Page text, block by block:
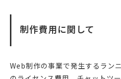
制作費用に関して
Web制作の事業で発生するラン